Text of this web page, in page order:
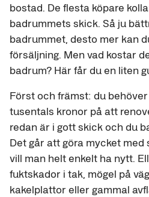
bostad. De flesta köpare
badrummets skick. Så ju
badrummet, desto mer kan
försäljning. Men vad kostar
badrum? Här får du en liten
Först och främst: du
tusentals kronor på att
redan är i gott skick och du
Det går att göra mycket med
vill man helt enkelt ha nytt.
fuktskador i tak, mögel på
kakelplattor eller gammal